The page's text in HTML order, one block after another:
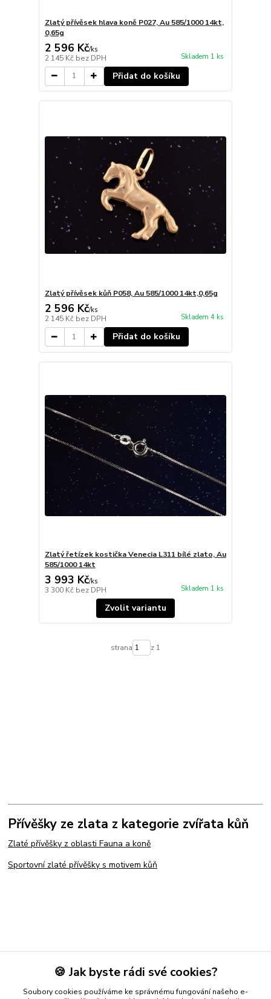
Zlatý přívěsek hlava koně P027, Au 585/1000 14kt,
0,65g
2 596 Kč/ks
2 145 Kč bez DPH Skladem 1 ks
Přidat do košíku
Zlatý přívěsek kůň P058, Au 585/1000 14kt,0,65g
2 596 Kč/ks
2 145 Kč bez DPH Skladem 4 ks
Přidat do košíku
Zlatý řetízek kostička Venecia L311 bílé zlato, Au
585/1000 14kt
3 993 Kč/ks
3 300 Kč bez DPH Skladem 1 ks
Zvolit variantu
strana z 1
Přívěšky ze zlata z kategorie zvířata kůň
Zlaté přívěšky z oblasti Fauna a koně
Sportovní zlaté přívěšky s motivem kůň
🍪 Jak byste rádi své cookies?
Soubory cookies používáme ke správnému fungování našeho e-